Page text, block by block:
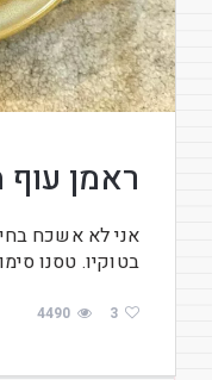
ראמן עוף
אני לא אשכח
בטוקיו. טסנו
4490 3